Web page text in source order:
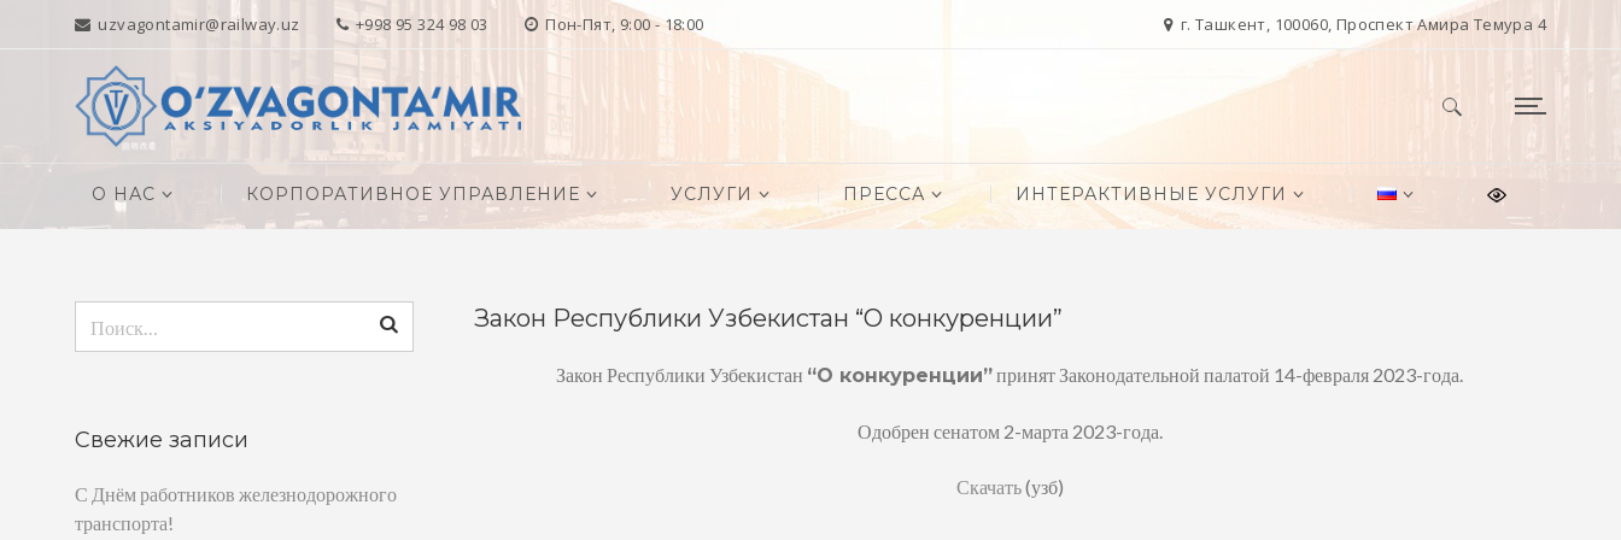
uzvagontamir@railway.uz +998 95 324 98 03 Пон-Пят, 9:00 - 18:00 г. Ташкент, 100060, Проспект Амира Темура 4
Найти:
О НАС КОРПОРАТИВНОЕ УПРАВЛЕНИЕ УСЛУГИ ПРЕССА ИНТЕРАКТИВНЫЕ УСЛУГИ
Закон Республики Узбекистан “О конкуренции”
Закон Республики Узбекистан “О конкуренции”принят Законодательной палатой 14-февраля 2023-года.
Одобрен сенатом 2-марта 2023-года.
Скачать(узб)
Свежие записи
С Днём работников железнодорожного
транспорта!